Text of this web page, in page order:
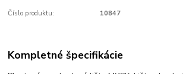
Číslo produktu: 10847
Kompletné špecifikácie